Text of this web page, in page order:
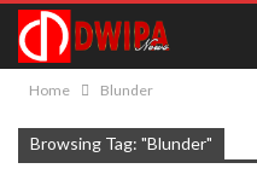
Home Blunder
Browsing Tag: "Blunder"